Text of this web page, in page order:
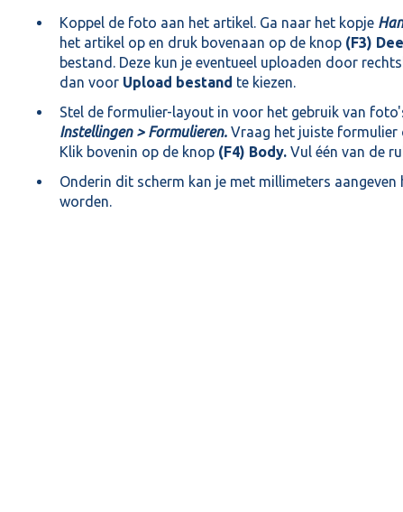
Koppel de foto aan het artikel. Ga naar het kopje
het artikel op en druk bovenaan op de knop (F3)
bestand. Deze kun je eventueel uploaden door
dan voor Upload bestand te kiezen.
Stel de formulier-layout in voor het gebruik van
Instellingen > Formulieren. Vraag het juiste formulier
Klik bovenin op de knop (F4) Body. Vul één van de
Onderin dit scherm kan je met millimeters
worden.